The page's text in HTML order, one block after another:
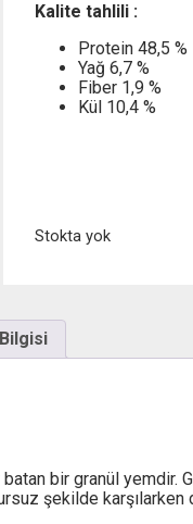
Kalite tahlili :
Protein 48,5 %
Yağ 6,7 %
Fiber 1,9 %
Kül 10,4 %
Stokta yok
bir granül
şekilde